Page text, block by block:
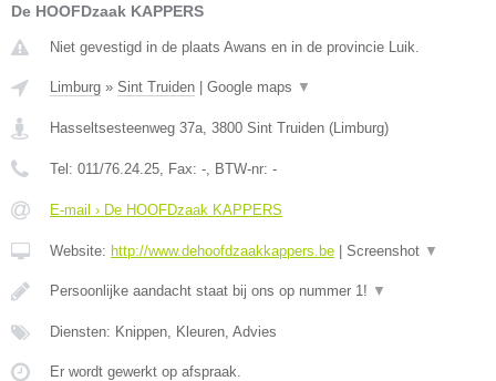
De HOOFDzaak KAPPERS
Niet gevestigd in de plaats Awans en in de provincie Luik.
Limburg » Sint Truiden | Google maps ▼
Hasseltsesteenweg 37a 3800 Sint Truiden (Limburg)
Tel: 011/76.24.25 , Fax: - , BTW-nr: -
E-mail › De HOOFDzaak KAPPERS
Website: http://www.dehoofdzaakkappers.be | Screenshot ▼
Persoonlijke aandacht staat bij ons op nummer 1! ▼
Diensten: Knippen, Kleuren, Advies
Er wordt gewerkt op afspraak.